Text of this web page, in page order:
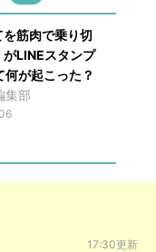
を筋肉で乗り切
がLINEスタンプ
何が起こった？
集部
17:30更新